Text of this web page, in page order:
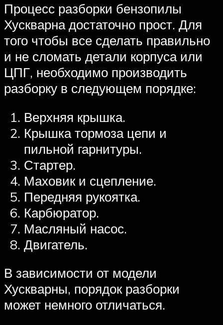
Процесс разборки бензопилы
Хускварна достаточно прост. Для
того чтобы все сделать правильно
и не сломать детали корпуса или
ЦПГ, необходимо производить
разборку в следующем порядке:
Верхняя крышка.
Крышка тормоза цепи и
пильной гарнитуры.
Стартер.
Маховик и сцепление.
Передняя рукоятка.
Карбюратор.
Масляный насос.
Двигатель.
В зависимости от модели
Хускварны, порядок разборки
может немного отличаться.